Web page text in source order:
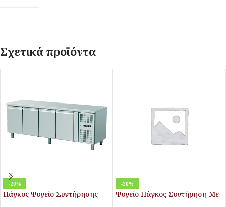
Σχετικά προϊόντα
-20%
Πάγκος Ψυγείο Συντήρησης
-20%
Ψυγείο Πάγκος Συντήρηση Με